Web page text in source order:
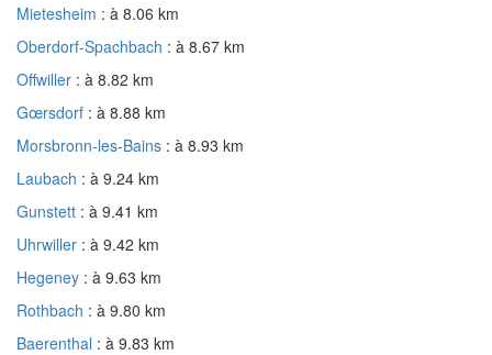
Mietesheim : à 8.06 km
Oberdorf-Spachbach : à 8.67 km
Offwiller : à 8.82 km
Gœrsdorf : à 8.88 km
Morsbronn-les-Bains : à 8.93 km
Laubach : à 9.24 km
Gunstett : à 9.41 km
Uhrwiller : à 9.42 km
Hegeney : à 9.63 km
Rothbach : à 9.80 km
Baerenthal : à 9.83 km